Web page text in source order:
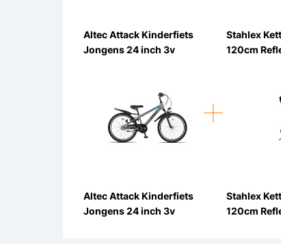
Altec Attack Kinderfiets
Jongens 24 inch 3v
Stahlex
120cm
Altec Attack Kinderfiets
Jongens 24 inch 3v
Stahlex
120cm